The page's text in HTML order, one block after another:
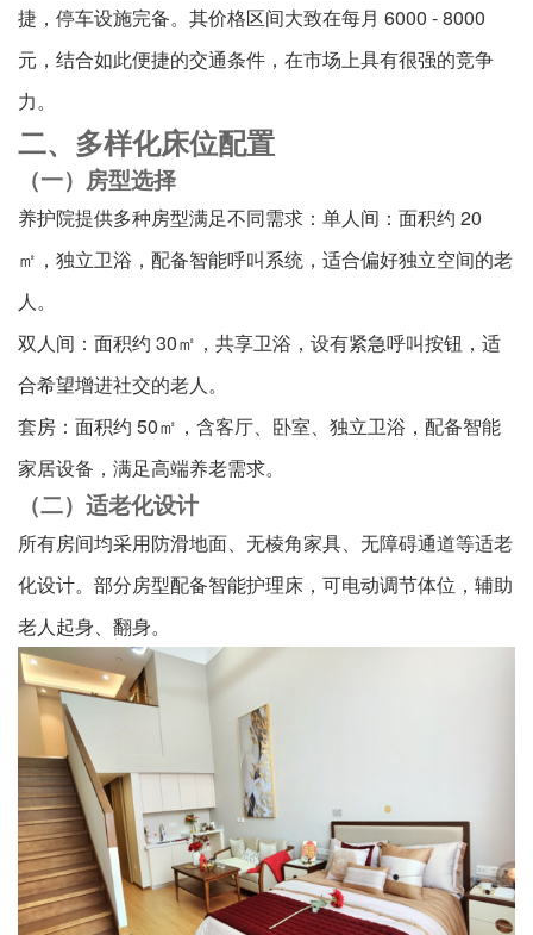
捷，停车设施完备。其价格区间大致在每月 6000 - 8000
元，结合如此便捷的交通条件，在市场上具有很强的竞争
力。
二、多样化床位配置
（一）房型选择
养护院提供多种房型满足不同需求：单人间：面积约 20
㎡，独立卫浴，配备智能呼叫系统，适合偏好独立空间的老
人。
双人间：面积约 30㎡，共享卫浴，设有紧急呼叫按钮，适
合希望增进社交的老人。
套房：面积约 50㎡，含客厅、卧室、独立卫浴，配备智能
家居设备，满足高端养老需求。
（二）适老化设计
所有房间均采用防滑地面、无棱角家具、无障碍通道等适老
化设计。部分房型配备智能护理床，可电动调节体位，辅助
老人起身、翻身。